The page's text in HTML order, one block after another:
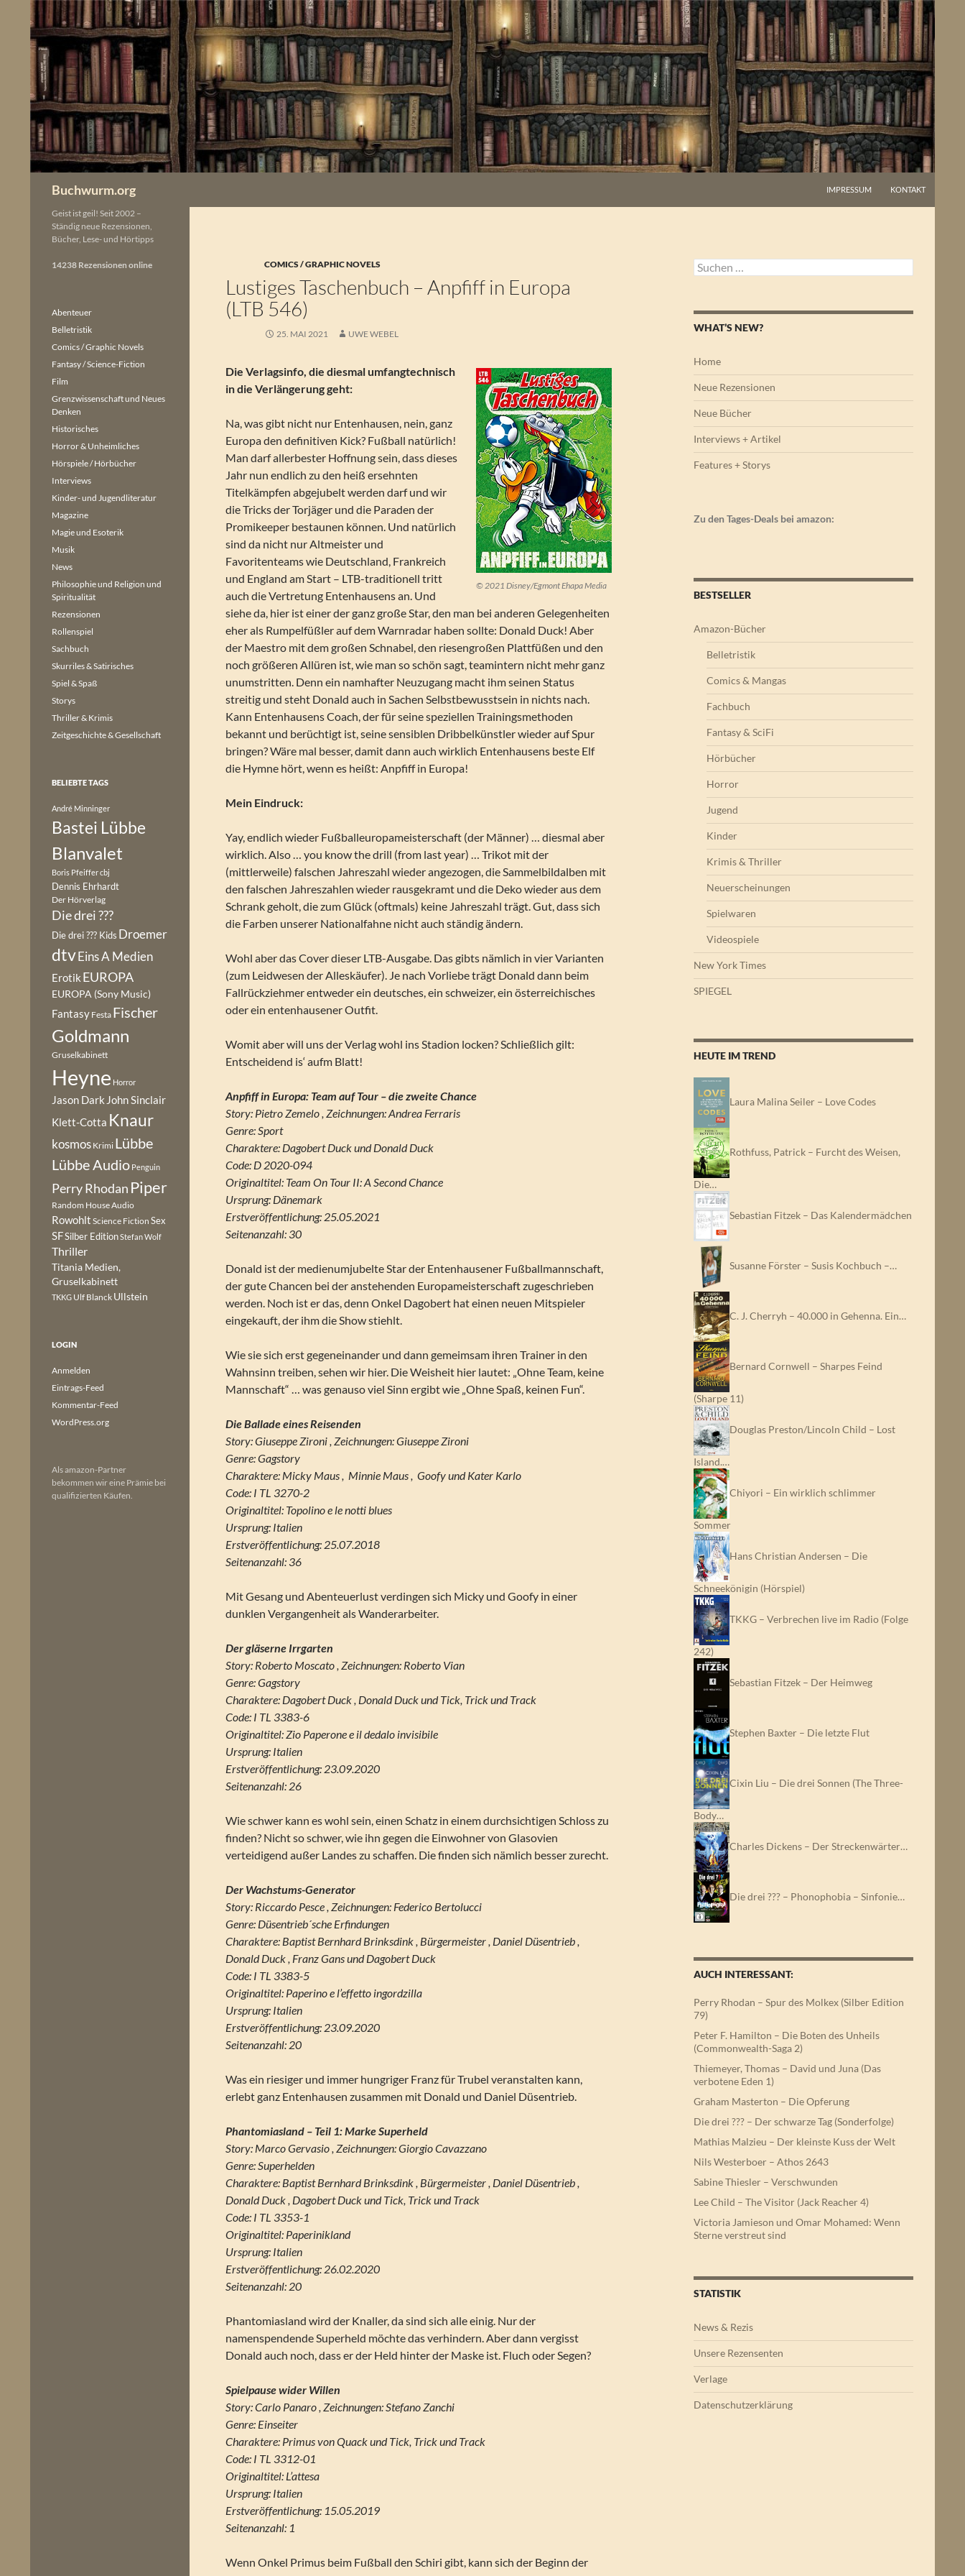
springen
Buchwurm.org IMPRESSUM KONTAKT
COMICS / GRAPHIC NOVELS
Lustiges Taschenbuch – Anpfiff in Europa
(LTB 546)
25. MAI 2021 UWE WEBEL
© 2021 Disney/Egmont Ehapa Media
Die Verlagsinfo, die diesmal umfangtechnisch
in die Verlängerung geht:
Na, was gibt nicht nur Entenhausen, nein, ganz
Europa den definitiven Kick? Fußball natürlich!
Man darf allerbester Hoffnung sein, dass dieses
Jahr nun endlich zu den heiß ersehnten
Titelkämpfen abgejubelt werden darf und wir
die Tricks der Torjäger und die Paraden der
Promikeeper bestaunen können. Und natürlich
sind da nicht nur Altmeister und
Favoritenteams wie Deutschland, Frankreich
und England am Start – LTB-traditionell tritt
auch die Vertretung Entenhausens an. Und
siehe da, hier ist einer der ganz große Star, den man bei anderen Gelegenheiten
eher als Rumpelfüßler auf dem Warnradar haben sollte: Donald Duck! Aber
der Maestro mit dem großen Schnabel, den riesengroßen Plattfüßen und den
noch größeren Allüren ist, wie man so schön sagt, teamintern nicht mehr ganz
unumstritten. Denn ein namhafter Neuzugang macht ihm seinen Status
streitig und steht Donald auch in Sachen Selbstbewusstsein in nichts nach.
Kann Entenhausens Coach, der für seine speziellen Trainingsmethoden
bekannt und berüchtigt ist, seine sensiblen Dribbelkünstler wieder auf Spur
bringen? Wäre mal besser, damit dann auch wirklich Entenhausens beste Elf
die Hymne hört, wenn es heißt: Anpfiff in Europa!
Mein Eindruck:
Yay, endlich wieder Fußballeuropameisterschaft (der Männer) … diesmal aber
wirklich. Also … you know the drill (from last year) … Trikot mit der
(mittlerweile) falschen Jahreszahl wieder angezogen, die Sammelbildalben mit
den falschen Jahreszahlen wieder rausgekramt und die Deko wieder aus dem
Schrank geholt, die zum Glück (oftmals) keine Jahreszahl trägt. Gut, dass sich
die Farben unserer Nationalfahne nicht auch ständig ändern.
Wohl aber das Cover dieser LTB-Ausgabe. Das gibts nämlich in vier Varianten
(zum Leidwesen der Alleskäufer). Je nach Vorliebe trägt Donald dann beim
Fallrückziehmer entweder ein deutsches, ein schweizer, ein österreichisches
oder ein entenhausener Outfit.
Womit aber will uns der Verlag wohl ins Stadion locken? Schließlich gilt:
Entscheidend is‘ aufm Blatt!
Anpfiff in Europa: Team auf Tour – die zweite Chance
Story: Pietro Zemelo , Zeichnungen: Andrea Ferraris
Genre: Sport
Charaktere: Dagobert Duck und Donald Duck
Code: D 2020-094
Originaltitel: Team On Tour II: A Second Chance
Ursprung: Dänemark
Erstveröffentlichung: 25.05.2021
Seitenanzahl: 30
Donald ist der medienumjubelte Star der Entenhausener Fußballmannschaft,
der gute Chancen bei der anstehenden Europameisterschaft zugeschrieben
werden. Noch ist er das, denn Onkel Dagobert hat einen neuen Mitspieler
eingekauft, der ihm die Show stiehlt.
Wie sie sich erst gegeneinander und dann gemeimsam ihren Trainer in den
Wahnsinn treiben, sehen wir hier. Die Weisheit hier lautet: „Ohne Team, keine
Mannschaft“ … was genauso viel Sinn ergibt wie „Ohne Spaß, keinen Fun“.
Die Ballade eines Reisenden
Story: Giuseppe Zironi , Zeichnungen: Giuseppe Zironi
Genre: Gagstory
Charaktere: Micky Maus , Minnie Maus , Goofy und Kater Karlo
Code: I TL 3270-2
Originaltitel: Topolino e le notti blues
Ursprung: Italien
Erstveröffentlichung: 25.07.2018
Seitenanzahl: 36
Mit Gesang und Abenteuerlust verdingen sich Micky und Goofy in einer
dunklen Vergangenheit als Wanderarbeiter.
Der gläserne Irrgarten
Story: Roberto Moscato , Zeichnungen: Roberto Vian
Genre: Gagstory
Charaktere: Dagobert Duck , Donald Duck und Tick, Trick und Track
Code: I TL 3383-6
Originaltitel: Zio Paperone e il dedalo invisibile
Ursprung: Italien
Erstveröffentlichung: 23.09.2020
Seitenanzahl: 26
Wie schwer kann es wohl sein, einen Schatz in einem durchsichtigen Schloss zu
finden? Nicht so schwer, wie ihn gegen die Einwohner von Glasovien
verteidigend außer Landes zu schaffen. Die finden sich nämlich besser zurecht.
Der Wachstums-Generator
Story: Riccardo Pesce , Zeichnungen: Federico Bertolucci
Genre: Düsentrieb´sche Erfindungen
Charaktere: Baptist Bernhard Brinksdink , Bürgermeister , Daniel Düsentrieb ,
Donald Duck , Franz Gans und Dagobert Duck
Code: I TL 3383-5
Originaltitel: Paperino e l’effetto ingordzilla
Ursprung: Italien
Erstveröffentlichung: 23.09.2020
Seitenanzahl: 20
Was ein riesiger und immer hungriger Franz für Trubel veranstalten kann,
erlebt ganz Entenhausen zusammen mit Donald und Daniel Düsentrieb.
Phantomiasland – Teil 1: Marke Superheld
Story: Marco Gervasio , Zeichnungen: Giorgio Cavazzano
Genre: Superhelden
Charaktere: Baptist Bernhard Brinksdink , Bürgermeister , Daniel Düsentrieb ,
Donald Duck , Dagobert Duck und Tick, Trick und Track
Code: I TL 3353-1
Originaltitel: Paperinikland
Ursprung: Italien
Erstveröffentlichung: 26.02.2020
Seitenanzahl: 20
Phantomiasland wird der Knaller, da sind sich alle einig. Nur der
namenspendende Superheld möchte das verhindern. Aber dann vergisst
Donald auch noch, dass er der Held hinter der Maske ist. Fluch oder Segen?
Spielpause wider Willen
Story: Carlo Panaro , Zeichnungen: Stefano Zanchi
Genre: Einseiter
Charaktere: Primus von Quack und Tick, Trick und Track
Code: I TL 3312-01
Originaltitel: L’attesa
Ursprung: Italien
Erstveröffentlichung: 15.05.2019
Seitenanzahl: 1
Wenn Onkel Primus beim Fußball den Schiri gibt, kann sich der Beginn der
Suchen
nach:
WHAT’S NEW?
Home
Neue Rezensionen
Neue Bücher
Interviews + Artikel
Features + Storys
Zu den Tages-Deals bei amazon:
BESTSELLER
Amazon-Bücher
Belletristik
Comics & Mangas
Fachbuch
Fantasy & SciFi
Hörbücher
Horror
Jugend
Kinder
Krimis & Thriller
Neuerscheinungen
Spielwaren
Videospiele
New York Times
SPIEGEL
HEUTE IM TREND
Laura Malina Seiler – Love Codes
Rothfuss, Patrick – Furcht des Weisen,
Die…
Sebastian Fitzek – Das Kalendermädchen
Susanne Förster – Susis Kochbuch –…
C. J. Cherryh – 40.000 in Gehenna. Ein…
Bernard Cornwell – Sharpes Feind
(Sharpe 11)
Douglas Preston/Lincoln Child – Lost
Island.…
Chiyori – Ein wirklich schlimmer
Sommer
Hans Christian Andersen – Die
Schneekönigin (Hörspiel)
TKKG – Verbrechen live im Radio (Folge
242)
Sebastian Fitzek – Der Heimweg
Stephen Baxter – Die letzte Flut
Cixin Liu – Die drei Sonnen (The Three-
Body…
Charles Dickens – Der Streckenwärter…
Die drei ??? – Phonophobia – Sinfonie…
AUCH INTERESSANT:
Perry Rhodan – Spur des Molkex (Silber Edition
79)
Peter F. Hamilton – Die Boten des Unheils
(Commonwealth-Saga 2)
Thiemeyer, Thomas – David und Juna (Das
verbotene Eden 1)
Graham Masterton – Die Opferung
Die drei ??? – Der schwarze Tag (Sonderfolge)
Mathias Malzieu – Der kleinste Kuss der Welt
Nils Westerboer – Athos 2643
Sabine Thiesler – Verschwunden
Lee Child – The Visitor (Jack Reacher 4)
Victoria Jamieson und Omar Mohamed: Wenn
Sterne verstreut sind
STATISTIK
News & Rezis
Unsere Rezensenten
Verlage
Datenschutzerklärung
Geist ist geil! Seit 2002 –
Ständig neue Rezensionen,
Bücher, Lese- und Hörtipps
14238 Rezensionen online
Abenteuer
Belletristik
Comics / Graphic Novels
Fantasy / Science-Fiction
Film
Grenzwissenschaft und Neues
Denken
Historisches
Horror & Unheimliches
Hörspiele / Hörbücher
Interviews
Kinder- und Jugendliteratur
Magazine
Magie und Esoterik
Musik
News
Philosophie und Religion und
Spiritualität
Rezensionen
Rollenspiel
Sachbuch
Skurriles & Satirisches
Spiel & Spaß
Storys
Thriller & Krimis
Zeitgeschichte & Gesellschaft
BELIEBTE TAGS
André Minninger
Bastei Lübbe
Blanvalet
Boris Pfeiffercbj
Dennis Ehrhardt
Der Hörverlag
Die drei ???
Die drei ??? Kids Droemer
dtvEins A Medien
Erotik EUROPA
EUROPA (Sony Music)
Fantasy Festa Fischer
Goldmann
Gruselkabinett
Heyne Horror
Jason Dark John Sinclair
Klett-Cotta Knaur
kosmos Krimi Lübbe
Lübbe Audio Penguin
Perry Rhodan Piper
Random House Audio
Rowohlt Science Fiction Sex
SFSilber EditionStefan Wolf
Thriller
Titania Medien,
Gruselkabinett
TKKG Ulf Blanck Ullstein
LOGIN
Anmelden
Eintrags-Feed
Kommentar-Feed
WordPress.org
Als amazon-Partner
bekommen wir eine Prämie bei
qualifizierten Käufen.